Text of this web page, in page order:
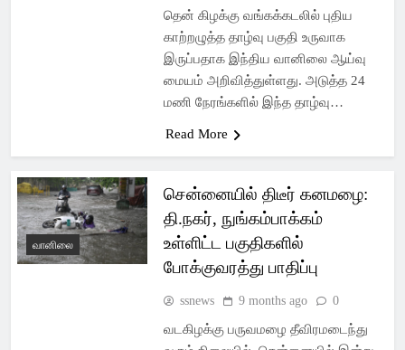
தென் கிழக்கு வங்கக்கடலில் புதிய
காற்றழுத்த தாழ்வு பகுதி உருவாக
இருப்பதாக இந்திய வானிலை ஆய்வு
மையம் அறிவித்துள்ளது. அடுத்த 24
மணி நேரங்களில் இந்த தாழ்வு…
Read More
வானிலை
சென்னையில் திடீர் கனமழை:
தி.நகர், நுங்கம்பாக்கம்
உள்ளிட்ட பகுதிகளில்
போக்குவரத்து பாதிப்பு
ssnews 9 months ago 0
வடகிழக்கு பருவமழை தீவிரமடைந்து